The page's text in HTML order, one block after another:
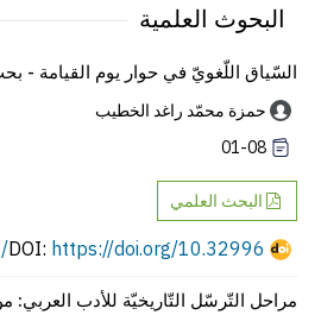
البحوث العلمية
السّياق اللّغويّ في حوار يوم القيامة
حمزة محمّد راغد الخطيب
البحث العلمي
https://doi.org/10.32996/
مراحل التّرسّل التّاريخيّة للأدب العربي: